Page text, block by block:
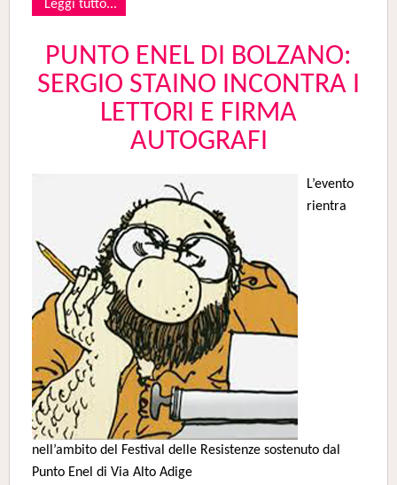
Leggi tutto...
PUNTO ENEL DI BOLZANO:
SERGIO STAINO INCONTRA I
LETTORI E FIRMA
AUTOGRAFI
L’evento
rientra
nell’ambito del Festival delle Resistenze sostenuto dal
Punto Enel di Via Alto Adige